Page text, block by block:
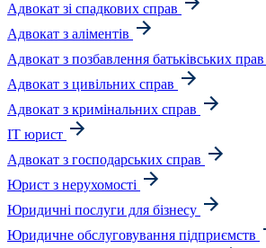
Адвокат зі спадкових справ
Адвокат з аліментів
Адвокат з позбавлення батьківських прав
Адвокат з цивільних справ
Адвокат з кримінальних справ
IT юрист
Адвокат з господарських справ
Юрист з нерухомості
Юридичні послуги для бізнесу
Юридичне обслуговування підприємств